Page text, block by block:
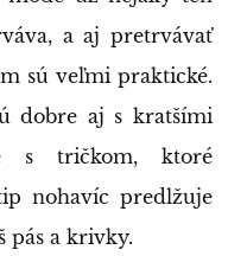
a aj pretrvávať
sú veľmi praktické.
dobre aj s kratšími
s tričkom, ktoré
nohavíc predlžuje
pás a krivky.